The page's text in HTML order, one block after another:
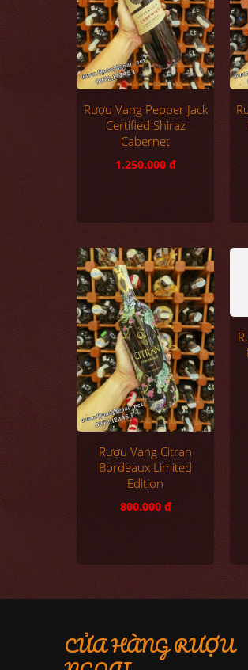
Rượu Vang Pepper Jack
Certified Shiraz
Cabernet
1.250.000 đ
Rượu Vang Citran
Bordeaux Limited
Edition
800.000 đ
CỬA HÀNG RƯỢU